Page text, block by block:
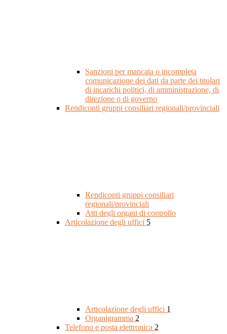
Sanzioni per mancata o incompleta
comunicazione dei dati da parte dei titolari
di incarichi politici, di amministrazione, di
direzione o di governo
Rendiconti gruppi consiliari regionali/provinciali
Rendiconti gruppi consiliari
regionali/provinciali
Atti degli organi di controllo
Articolazione degli uffici 5
Articolazione degli uffici 1
Organigramma 2
Telefono e posta elettronica 2